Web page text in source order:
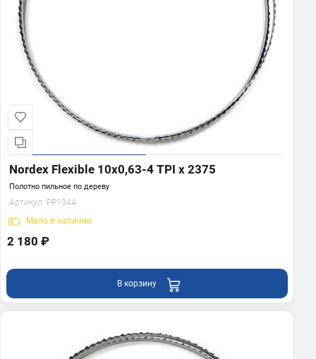
Nordex Flexible 10x0,63-4 TPI x 2375
Полотно пильное по дереву
Артикул: PP134A
Мало в наличии
2 180 ₽
В корзину